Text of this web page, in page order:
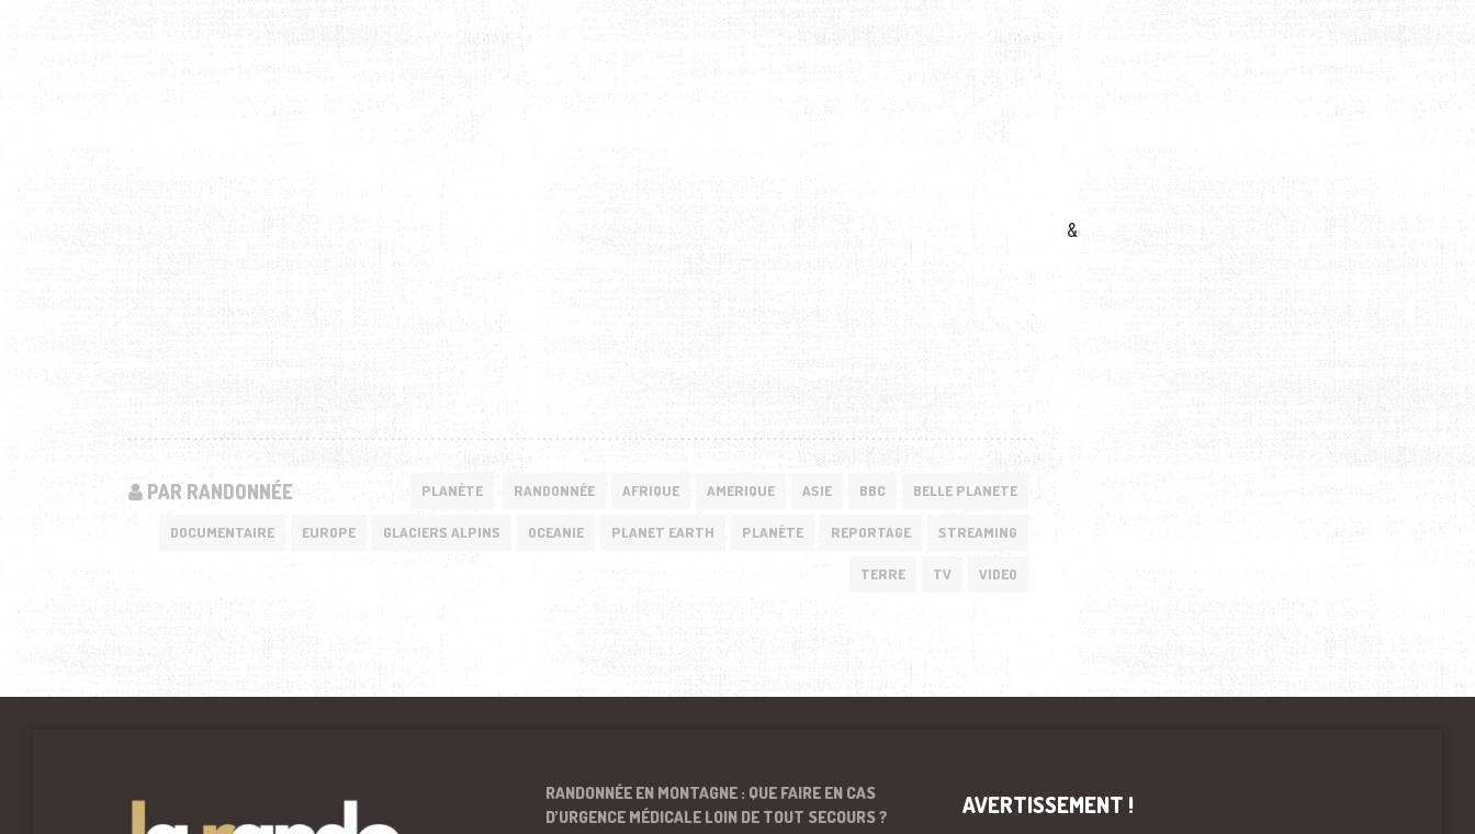
PAR RANDONNÉE PLANÈTE RANDONNÉE AFRIQUE AMERIQUE ASIE BBC BELLE PLANETE
DOCUMENTAIRE EUROPE GLACIERS ALPINS OCEANIE PLANET EARTH PLANÈTE REPORTAGE STREAMING
TERRE TV VIDEO
&
RANDONNÉE EN MONTAGNE : QUE FAIRE EN CAS
D’URGENCE MÉDICALE LOIN DE TOUT SECOURS ?
AVERTISSEMENT !